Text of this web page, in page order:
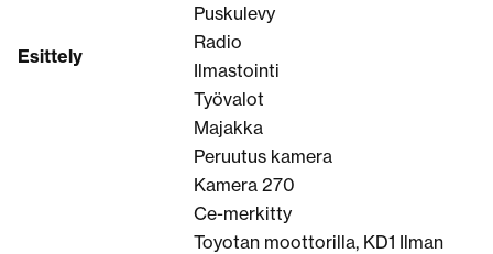
Esittely
Puskulevy
Radio
Ilmastointi
Työvalot
Majakka
Peruutus kamera
Kamera 270
Ce-merkitty
Toyotan moottorilla, KD1 Ilman